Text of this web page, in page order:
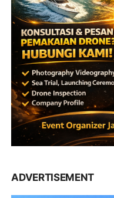
ADVERTISEMENT